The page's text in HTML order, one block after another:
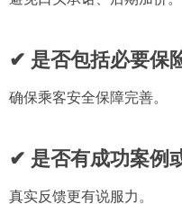
✔ 是否包括必要保
确保乘客安全保障完善。
✔ 是否有成功案例
真实反馈更有说服力。